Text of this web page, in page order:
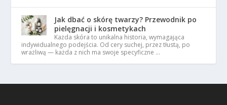
Jak dbać o skórę twarzy? Przewodnik po
pielęgnacji i kosmetykach
Każda skóra to unikalna historia, wymagająca
indywidualnego podejścia. Od cery suchej, przez tłustą, po
wrażliwą — każda z nich ma swoje specyficzne …